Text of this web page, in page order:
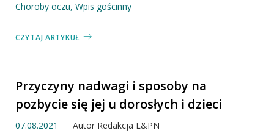
Choroby oczu, Wpis gościnny
CZYTAJ ARTYKUŁ
Przyczyny nadwagi i sposoby na
pozbycie się jej u dorosłych i dzieci
07.08.2021 Autor Redakcja L&PN